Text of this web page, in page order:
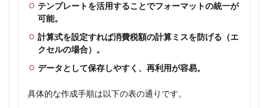
テンプレートを活用することでフォーマットの統一が
可能。
計算式を設定すれば消費税額の計算ミスを防げる（エ
クセルの場合）。
データとして保存しやすく、再利用が容易。
具体的な作成手順は以下の表の通りです。